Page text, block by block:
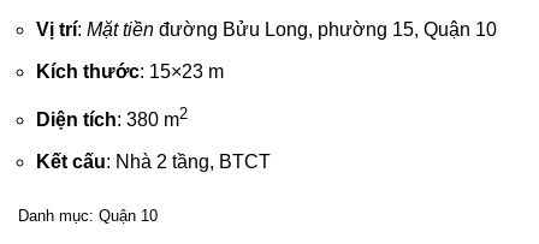
Vị trí: Mặt tiền đường Bửu Long, phường 15, Quận 10
Kích thước: 15×23 m
Diện tích: 380 m2
Kết cấu: Nhà 2 tầng, BTCT
Danh mục: Quận 10